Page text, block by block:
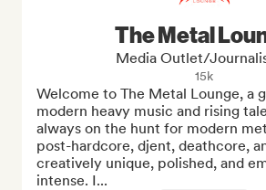
The Metal
Media Outlet/
15k
Welcome to The Metal Lounge, a
modern heavy music and rising
always on the hunt for modern
post-hardcore, djent, deathcore,
creatively unique, polished, and
intense. I...